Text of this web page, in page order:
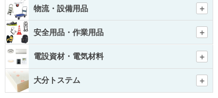
物流・設備用品
安全用品・作業用品
電設資材・電気材料
大分トステム